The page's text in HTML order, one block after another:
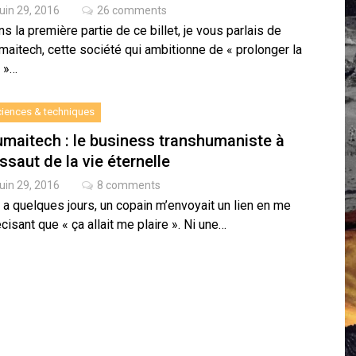
Campus IA doit sortir des champs : « On impose et copie le
et l’intelligence artificielle
spatial
29, 2016 26 comments
la première partie de ce billet, je vous parlais de
cette société qui ambitionne de « prolonger la
»…
& techniques
: le business transhumaniste à
de la vie éternelle
29, 2016 8 comments
a quelques jours, un copain m’envoyait un lien en me
que « ça allait me plaire ». Ni une…